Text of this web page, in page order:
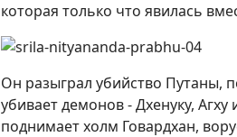
которая только что явилась
Он разыграл убийство Путаны,
убивает демонов - Дхенуку,
поднимает холм Говардхан,